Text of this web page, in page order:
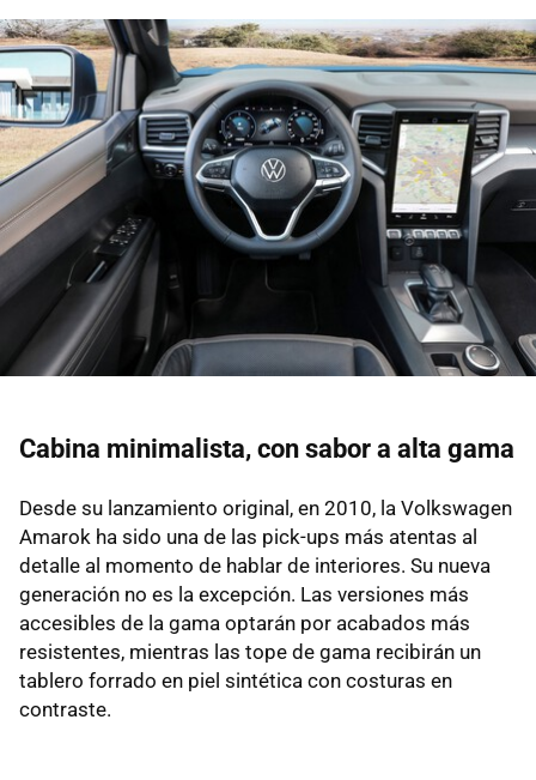
Cabina minimalista, con sabor a alta gama
Desde su lanzamiento original, en 2010, la Volkswagen
Amarok ha sido una de las pick-ups más atentas al
detalle al momento de hablar de interiores. Su nueva
generación no es la excepción. Las versiones más
accesibles de la gama optarán por acabados más
resistentes, mientras las tope de gama recibirán un
tablero forrado en piel sintética con costuras en
contraste.